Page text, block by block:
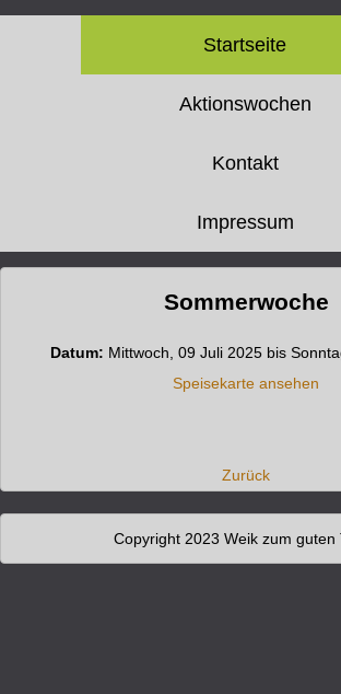
Startseite
Aktionswochen
Kontakt
Impressum
Sommerwoche
Datum: Mittwoch, 09 Juli 2025 bis
Speisekarte ansehen
Zurück
Copyright 2023 Weik zum guten